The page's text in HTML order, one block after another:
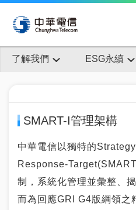
了解我們 ESG永續
SMART-I管理架構
中華電信以獨特的
Response-
制，系統化管理並彙整、
而為回應GRI G4版綱領之